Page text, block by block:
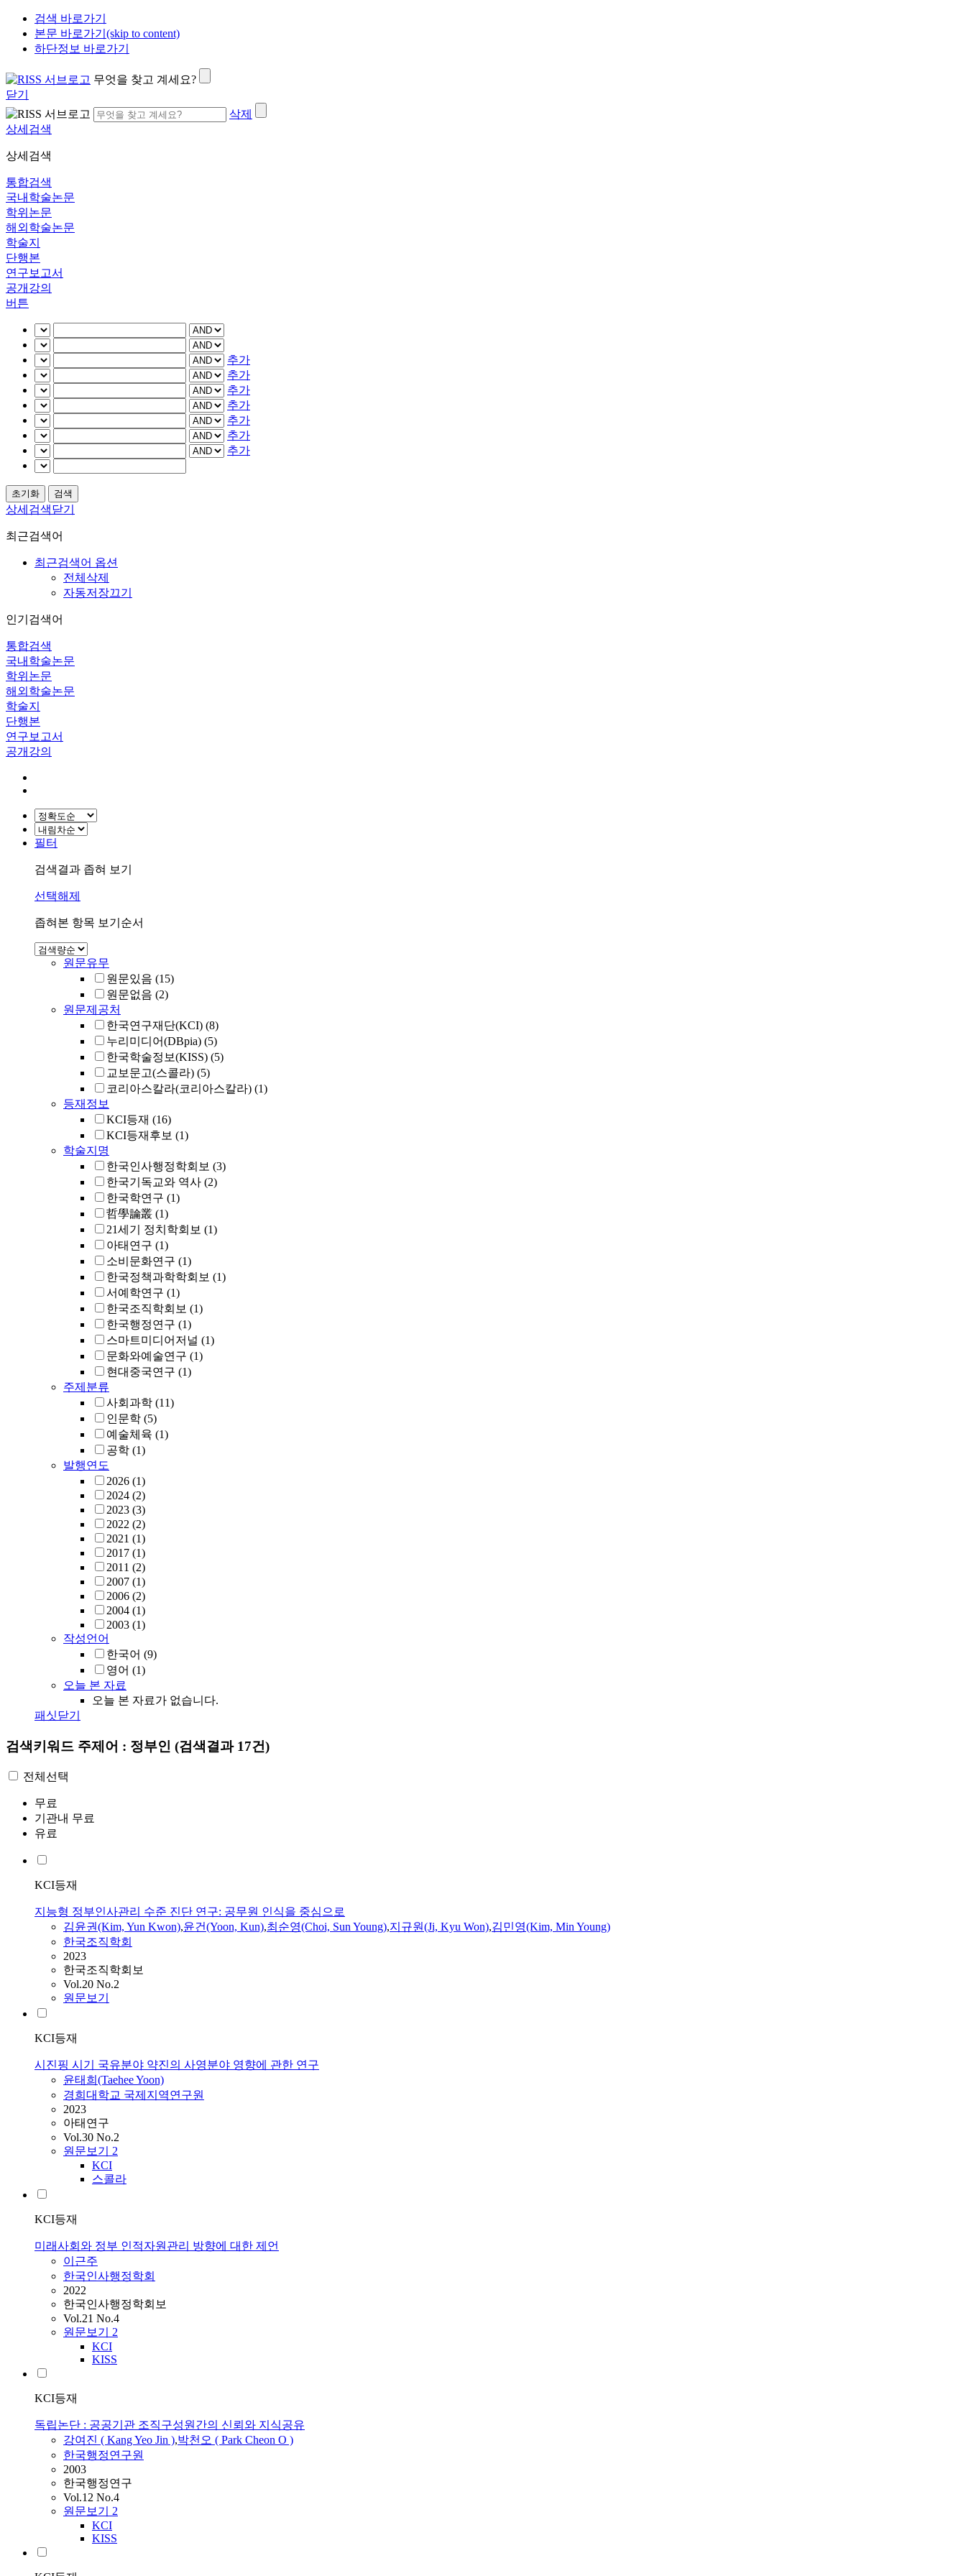
검색 바로가기
본문 바로가기(skip to content)
하단정보 바로가기
무엇을 찾고 계세요?
닫기
삭제
상세검색
상세검색
통합검색
국내학술논문
학위논문
해외학술논문
학술지
단행본
연구보고서
공개강의
버튼
추가
추가
추가
추가
추가
추가
추가
상세검색닫기
최근검색어
최근검색어 옵션
전체삭제
자동저장끄기
인기검색어
통합검색
국내학술논문
학위논문
해외학술논문
학술지
단행본
연구보고서
공개강의
필터
검색결과 좁혀 보기
선택해제
좁혀본 항목 보기순서
원문유무
원문있음 (15)
원문없음 (2)
원문제공처
한국연구재단(KCI) (8)
누리미디어(DBpia) (5)
한국학술정보(KISS) (5)
교보문고(스콜라) (5)
코리아스칼라(코리아스칼라) (1)
등재정보
KCI등재 (16)
KCI등재후보 (1)
학술지명
한국인사행정학회보 (3)
한국기독교와 역사 (2)
한국학연구 (1)
哲學論叢 (1)
21세기 정치학회보 (1)
아태연구 (1)
소비문화연구 (1)
한국정책과학학회보 (1)
서예학연구 (1)
한국조직학회보 (1)
한국행정연구 (1)
스마트미디어저널 (1)
문화와예술연구 (1)
현대중국연구 (1)
주제분류
사회과학 (11)
인문학 (5)
예술체육 (1)
공학 (1)
발행연도
2026 (1)
2024 (2)
2023 (3)
2022 (2)
2021 (1)
2017 (1)
2011 (2)
2007 (1)
2006 (2)
2004 (1)
2003 (1)
작성언어
한국어 (9)
영어 (1)
오늘 본 자료
오늘 본 자료가 없습니다.
패싯닫기
검색키워드 주제어 : 정부인 (검색결과 17건)
전체선택
무료
기관내 무료
유료
KCI등재
지능형 정부인사관리 수준 진단 연구: 공무원 인식을 중심으로
김윤권(Kim, Yun Kwon),윤건(Yoon, Kun),최순영(Choi, Sun Young),지규원(Ji, Kyu Won),김민영(Kim, Min Young)
한국조직학회
2023
한국조직학회보
Vol.20 No.2
원문보기
KCI등재
시진핑 시기 국유분야 약진의 사영분야 영향에 관한 연구
윤태희(Taehee Yoon)
경희대학교 국제지역연구원
2023
아태연구
Vol.30 No.2
원문보기 2
KCI
스콜라
KCI등재
미래사회와 정부 인적자원관리 방향에 대한 제언
이근주
한국인사행정학회
2022
한국인사행정학회보
Vol.21 No.4
원문보기 2
KCI
KISS
KCI등재
독립논단 : 공공기관 조직구성원간의 신뢰와 지식공유
강여진 ( Kang Yeo Jin ),박천오 ( Park Cheon O )
한국행정연구원
2003
한국행정연구
Vol.12 No.4
원문보기 2
KCI
KISS